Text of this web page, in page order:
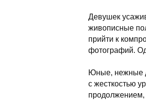
Девушек
живописные
прийти к
фотографий.
Юные, нежные
с жесткостью
продолжением,